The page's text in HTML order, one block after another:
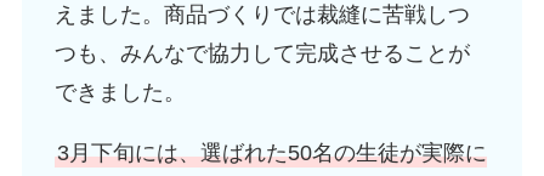
えました。商品づくりでは裁縫に苦戦しつ
つも、みんなで協力して完成させることが
できました。
3月下旬には、選ばれた50名の生徒が実際に